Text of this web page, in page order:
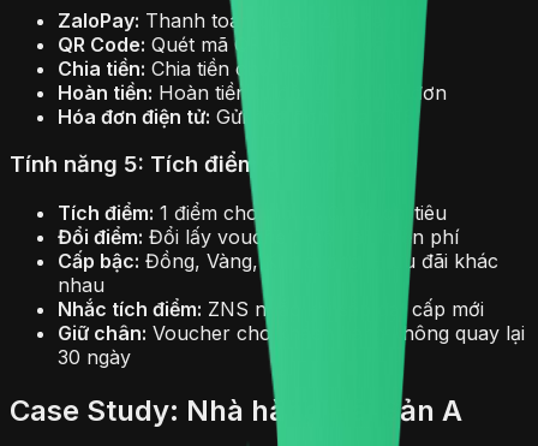
ZaloPay: Thanh toán qua ví ZaloPay
QR Code: Quét mã QR để thanh toán
Chia tiền: Chia tiền cho nhóm
Hoàn tiền: Hoàn tiền tự động nếu hủy đơn
Hóa đơn điện tử: Gửi hóa đơn qua ZNS
Tính năng 5: Tích điểm & Loyalty
Tích điểm: 1 điểm cho mỗi 10.000đ chi tiêu
Đổi điểm: Đổi lấy voucher, món ăn miễn phí
Cấp bậc: Đồng, Vàng, Kim cương — ưu đãi khác
nhau
Nhắc tích điểm: ZNS nhắc khi sắp đạt cấp mới
Giữ chân: Voucher cho khách hàng không quay lại
30 ngày
Case Study: Nhà hàng Hải Sản A